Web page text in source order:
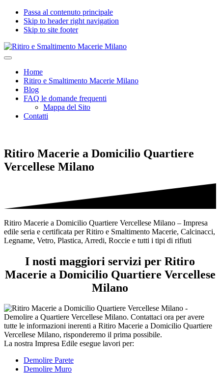
Passa al contenuto principale
Skip to header right navigation
Skip to site footer
Ritiro
Smaltimento
Macerie
Milano
Impresa
seria
certificata
Legname,
Plastica,
tipi
di
rifiuti
Menu
Home
Ritiro e Smaltimento Macerie Milano
Blog
FAQ le domande frequenti
Mappa del Sito
Contatti
Ritiro Macerie a Domicilio Quartiere
Vercellese Milano
Ritiro Macerie a Domicilio Quartiere Vercellese Milano – Impresa
edile seria e certificata per Ritiro e Smaltimento Macerie, Calcinacci,
Legname, Vetro, Plastica, Arredi, Roccie e tutti i tipi di rifiuti
I nosti maggiori servizi per Ritiro
Macerie a Domicilio Quartiere Vercellese
Milano
La nostra Impresa Edile esegue lavori per:
Demolire Parete
Demolire Muro